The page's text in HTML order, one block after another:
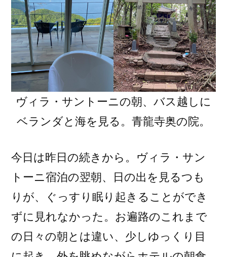
所
お
遍
路
旅
16
日
ヴィラ・サントーニの朝、バス越しに
ベランダと海を見る。青龍寺奥の院。
今日は昨日の続きから。ヴィラ・サン
トーニ宿泊の翌朝、日の出を見るつも
りが、ぐっすり眠り起きることができ
ずに見れなかった。お遍路のこれまで
の日々の朝とは違い、少しゆっくり目